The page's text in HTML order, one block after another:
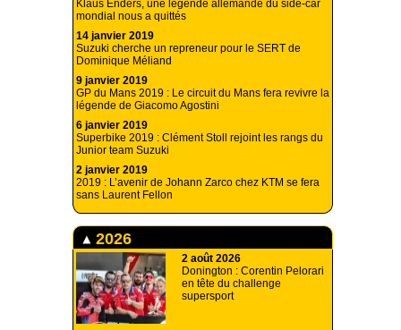
Klaus Enders, une légende allemande du side-car
mondial nous a quittés
14 janvier 2019
Suzuki cherche un repreneur pour le SERT de
Dominique Méliand
9 janvier 2019
GP du Mans 2019 : Le circuit du Mans fera revivre la
légende de Giacomo Agostini
6 janvier 2019
Superbike 2019 : Clément Stoll rejoint les rangs du
Junior team Suzuki
2 janvier 2019
2019 : L’avenir de Johann Zarco chez KTM se fera
sans Laurent Fellon
2026
2 août 2026
Donington : Corentin Pelorari
en tête du challenge
supersport